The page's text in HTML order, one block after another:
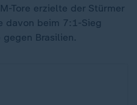
Tore erzielte der Stürmer
davon beim 7:1-Sieg
Brasilien.